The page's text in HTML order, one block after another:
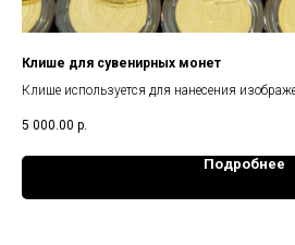
Клише для сувенирных монет
Клише используется для нанесения
5 000.00 р.
Подробнее